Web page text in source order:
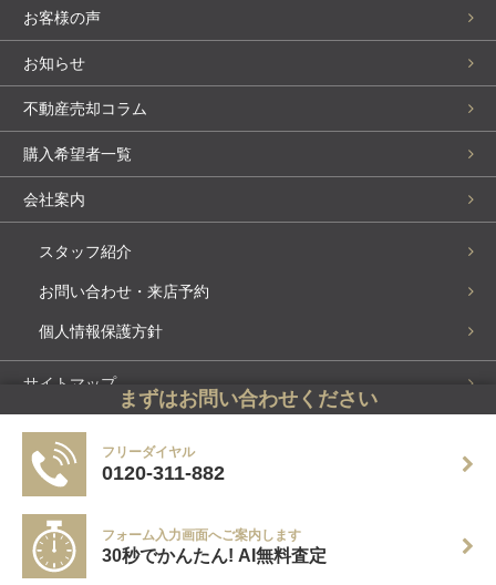
まずはお問い合わせください
フリーダイヤル
0120-311-882
フォーム入力画面へご案内します
30秒でかんたん! AI無料査定
お客様の声
お知らせ
不動産売却コラム
購入希望者一覧
会社案内
スタッフ紹介
お問い合わせ・来店予約
個人情報保護方針
サイトマップ
購入物件を探す
買取専門サイト
売却実績掲載中
PC表示に切り替え